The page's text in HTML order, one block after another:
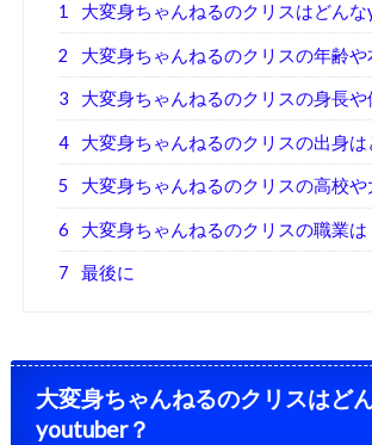
1 大変身ちゃんねるのクリスはどんな
2 大変身ちゃんねるのクリスの年齢や
3 大変身ちゃんねるのクリスの身長や
4 大変身ちゃんねるのクリスの出身は
5 大変身ちゃんねるのクリスの高校や
6 大変身ちゃんねるのクリスの職業は
7 最後に
大変身ちゃんねるのクリスはど
youtuber？